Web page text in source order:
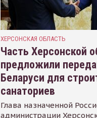
ХЕРСОНСКАЯ ОБЛАСТЬ
Часть Херсонской
предложили
Беларуси для
санаториев
Глава назначенной
администрации